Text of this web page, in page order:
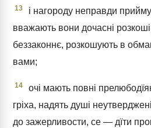
13
і нагороду неправди
вважають вони дочасні
беззаконнє, розкошують в
вами;
14
очі мають повні
гріха, надять душі
до зажерливости, се — дїти